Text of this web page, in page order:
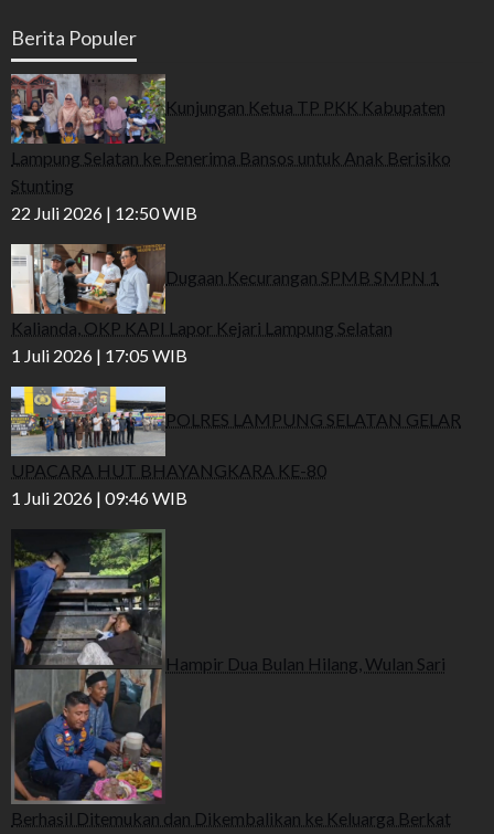
Berita Populer
Kunjungan Ketua TP PKK Kabupaten
Lampung Selatan ke Penerima Bansos untuk Anak Berisiko
Stunting
22 Juli 2026 | 12:50 WIB
Dugaan Kecurangan SPMB SMPN 1
Kalianda, OKP KAPI Lapor Kejari Lampung Selatan
1 Juli 2026 | 17:05 WIB
POLRES LAMPUNG SELATAN GELAR
UPACARA HUT BHAYANGKARA KE-80
1 Juli 2026 | 09:46 WIB
Hampir Dua Bulan Hilang, Wulan Sari
Berhasil Ditemukan dan Dikembalikan ke Keluarga Berkat